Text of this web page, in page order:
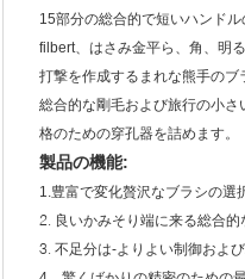
15部分の総合的で短いハンド
filbert、はさみ金平ら、角、明
打撃を作成するまれな熊手のブ
総合的な剛毛および旅行の小
格のための穿孔器を詰めます。
製品の機能:
1.豊富で変化贅沢なブラシの
2. 良いかみそり端に来る総合的
3. 不足分は-よりよい制御およ